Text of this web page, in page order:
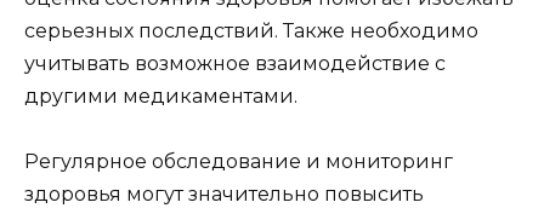
серьезных последствий. Также необходимо
учитывать возможное взаимодействие с
другими медикаментами.
Регулярное обследование и мониторинг
здоровья могут значительно повысить